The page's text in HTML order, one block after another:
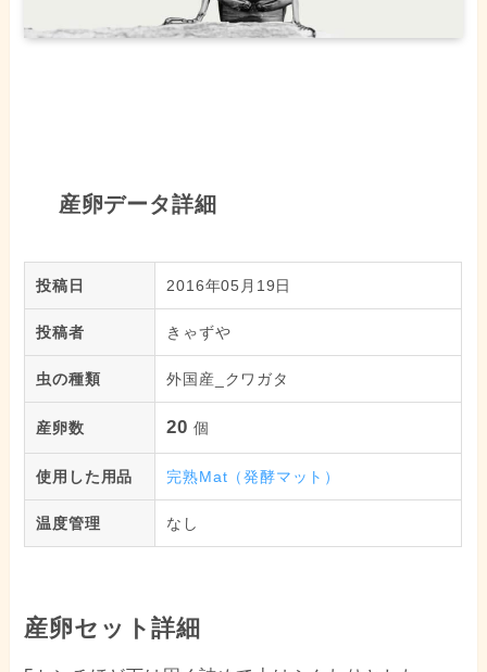
産卵データ詳細
投稿日 2016年05月19日
投稿者 きゃずや
虫の種類 外国産_クワガタ
産卵数 20 個
使用した用品 完熟Mat（発酵マット）
温度管理 なし
産卵セット詳細